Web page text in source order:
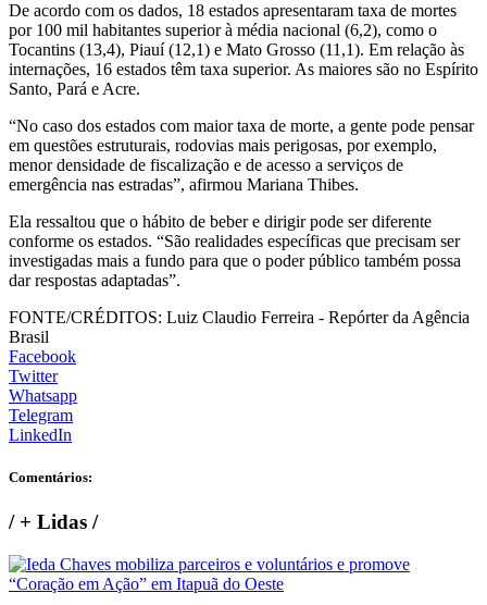
De acordo com os dados, 18 estados apresentaram taxa de mortes
por 100 mil habitantes superior à média nacional (6,2), como o
Tocantins (13,4), Piauí (12,1) e Mato Grosso (11,1). Em relação às
internações, 16 estados têm taxa superior. As maiores são no Espírito
Santo, Pará e Acre.
“No caso dos estados com maior taxa de morte, a gente pode pensar
em questões estruturais, rodovias mais perigosas, por exemplo,
menor densidade de fiscalização e de acesso a serviços de
emergência nas estradas”, afirmou Mariana Thibes.
Ela ressaltou que o hábito de beber e dirigir pode ser diferente
conforme os estados. “São realidades específicas que precisam ser
investigadas mais a fundo para que o poder público também possa
dar respostas adaptadas”.
FONTE/CRÉDITOS: Luiz Claudio Ferreira - Repórter da Agência
Brasil
Facebook
Twitter
Whatsapp
Telegram
LinkedIn
Comentários:
/+ Lidas /